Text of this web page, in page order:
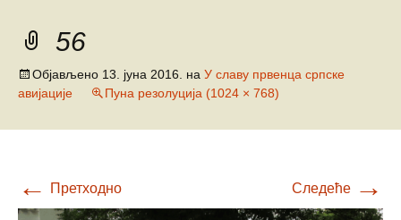
56
Објављено 13. јуна 2016. на У славу првенца српске
авијације
Пуна резолуција (1024 × 768)
← Претходно Следеће →